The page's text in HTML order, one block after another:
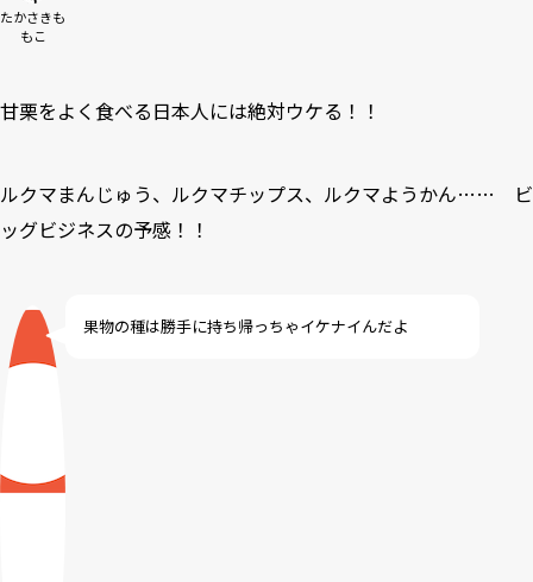
たかさきも
もこ
甘栗をよく食べる日本人には絶対ウケる！！
ルクマまんじゅう、ルクマチップス、ルクマようかん…… ビ
ッグビジネスの予感！！
果物の種は勝手に持ち帰っちゃイケナイんだよ